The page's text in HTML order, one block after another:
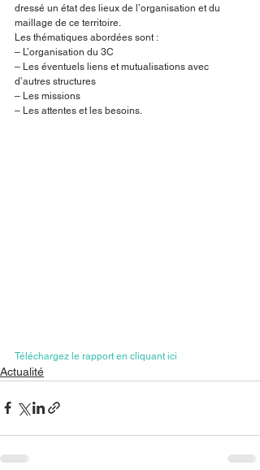
dressé un état des lieux de l’organisation et du
maillage de ce territoire.
Les thématiques abordées sont :
– L’organisation du 3C
– Les éventuels liens et mutualisations avec
d’autres structures
– Les missions
– Les attentes et les besoins.
Téléchargez le rapport en cliquant ici
Actualité